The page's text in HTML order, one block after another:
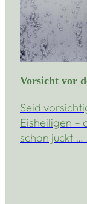
Vorsicht vor
Seid
Eisheiligen –
schon juckt …